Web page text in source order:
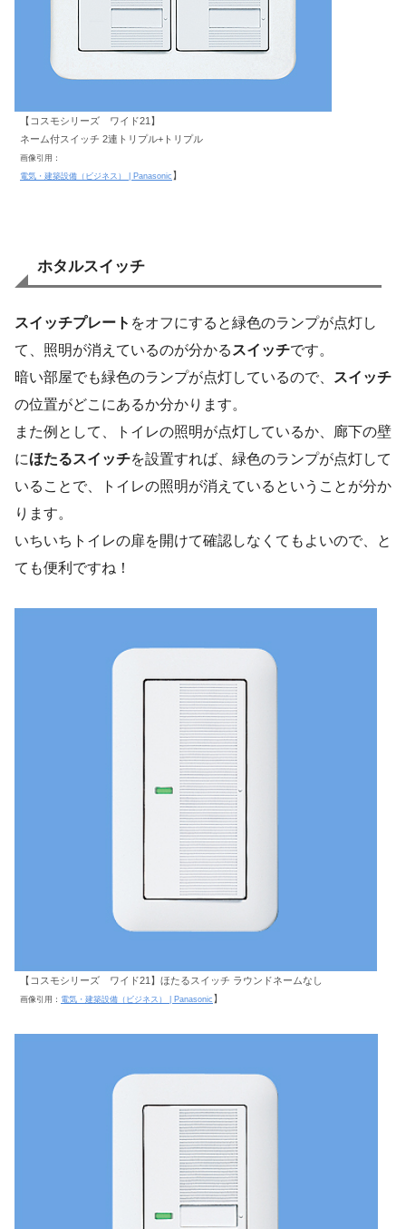
【コスモシリーズ ワイド21】
ネーム付スイッチ 2連トリプル+トリプル
画像引用：
電気・建築設備（ビジネス） | Panasonic 】
ホタルスイッチ
スイッチプレート をオフにすると緑色のランプが点灯し
て、照明が消えているのが分かる スイッチです。
暗い部屋でも緑色のランプが点灯しているので、
スイッチ
の位置がどこにあるか分かります。
また例として、トイレの照明が点灯しているか、廊下の壁
にほたるスイッチを設置すれば、緑色のランプが点灯して
いることで、トイレの照明が消えているということが分か
ります。
いちいちトイレの扉を開けて確認しなくてもよいので、と
ても便利ですね！
【コスモシリーズ ワイド21】ほたるスイッチ ラウンドネームなし
画像引用： 電気・建築設備（ビジネス） | Panasonic 】